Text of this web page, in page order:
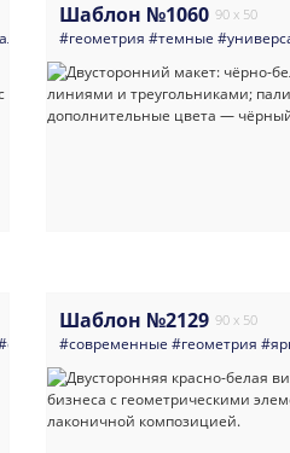
#директор #абстракция
Шаблон №1060 90 x 50
#геометрия #темные
#светлые
Шаблон №2129 90 x 50
#современные #геометрия